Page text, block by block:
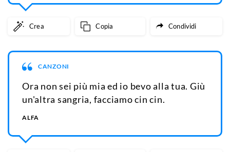
Crea Copia Condividi
CANZONI
Ora non sei più mia ed io bevo alla tua. Giù
un'altra sangria, facciamo cin cin.
ALFA